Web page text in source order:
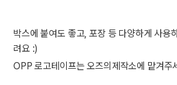
박스에 붙여도 좋고, 포장 등 다양하게 사용
려요 :)
OPP 로고테이프는 오즈의제작소에 맡겨주